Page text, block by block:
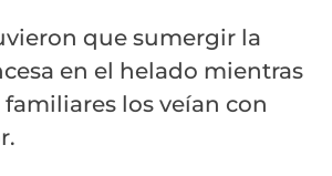
que sumergir la
en el helado mientras
los veían con